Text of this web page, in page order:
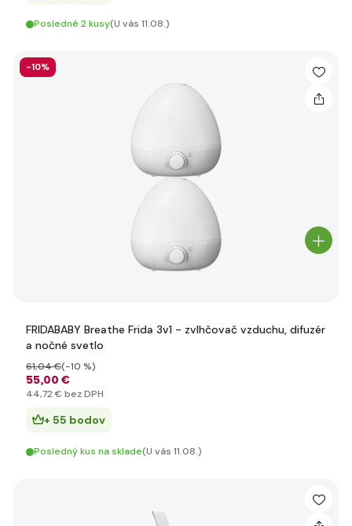
Posledné 2 kusy(U vás 11.08.)
-10%
FRIDABABY Breathe Frida 3v1 - zvlhčovač vzduchu, difuzér
a nočné svetlo
55,00 €
61,04 €(-10 %)
44,72 € bez DPH
+ 55 bodov
Posledný kus na sklade(U vás 11.08.)